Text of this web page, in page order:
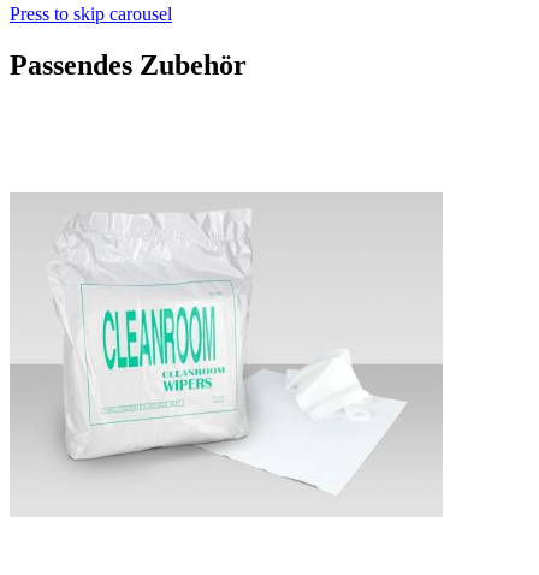
Press to skip carousel
Passendes Zubehör